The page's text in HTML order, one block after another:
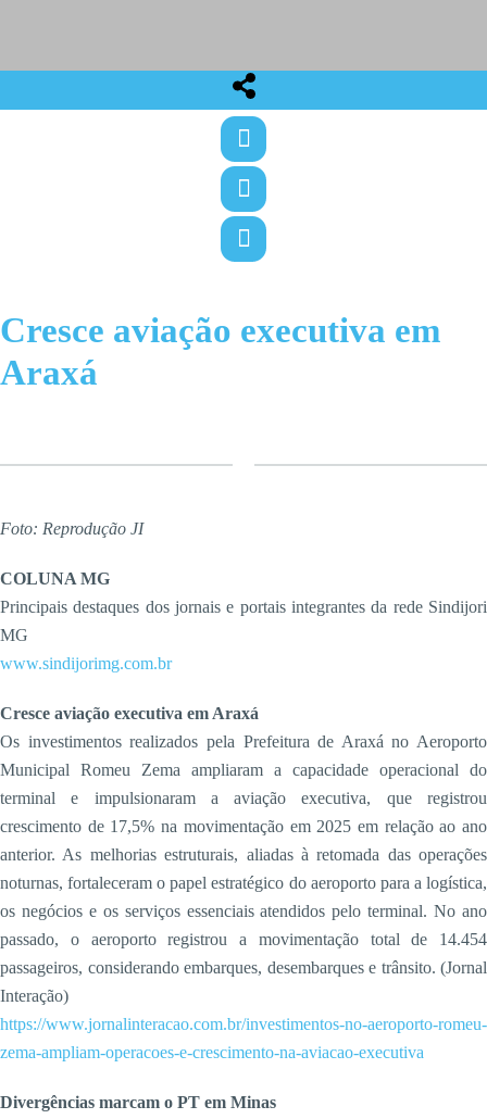
Cresce aviação executiva em
Araxá
Foto: Reprodução JI
COLUNA MG
Principais destaques dos jornais e portais integrantes da rede Sindijori
MG
www.sindijorimg.com.br
Cresce aviação executiva em Araxá
Os investimentos realizados pela Prefeitura de Araxá no Aeroporto
Municipal Romeu Zema ampliaram a capacidade operacional do
terminal e impulsionaram a aviação executiva, que registrou
crescimento de 17,5% na movimentação em 2025 em relação ao ano
anterior. As melhorias estruturais, aliadas à retomada das operações
noturnas, fortaleceram o papel estratégico do aeroporto para a logística,
os negócios e os serviços essenciais atendidos pelo terminal. No ano
passado, o aeroporto registrou a movimentação total de 14.454
passageiros, considerando embarques, desembarques e trânsito. (Jornal
Interação)
https://www.jornalinteracao.com.br/investimentos-no-aeroporto-romeu-
zema-ampliam-operacoes-e-crescimento-na-aviacao-executiva
Divergências marcam o PT em Minas